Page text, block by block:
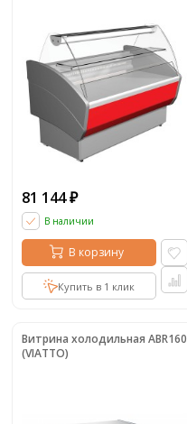
81 144 ₽
В наличии
В корзину
Купить в 1 клик
Витрина холодильная ABR160
(VIATTO)